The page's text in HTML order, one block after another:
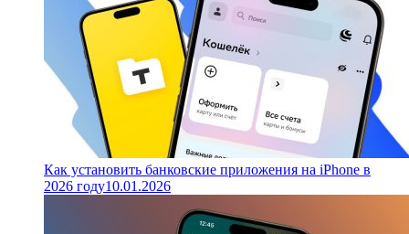
Как установить банковские приложения на iPhone в
2026 году10.01.2026